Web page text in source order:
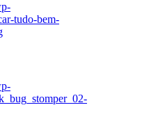
tudo-bem-